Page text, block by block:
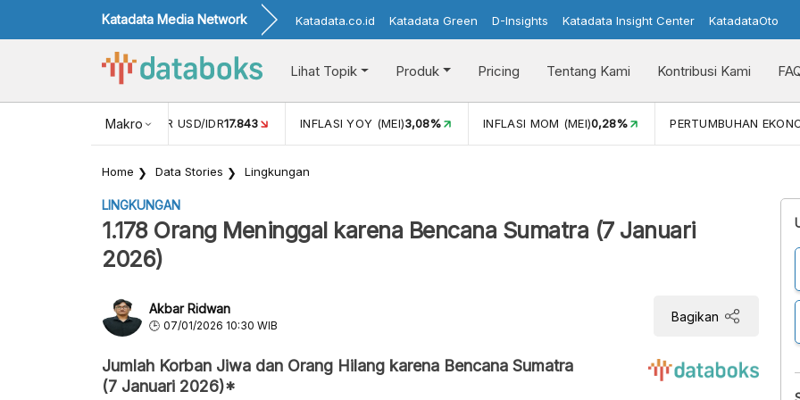
Katadata Media Network Katadata.co.id Katadata Green D-Insights Katadata Insight Center KatadataOto
Lihat Topik Produk Pricing Tentang Kami Kontribusi Kami
Makro
NILAI TUKAR USD/IDR17.843 INFLASI YOY (MEI)3,08% INFLASI MOM (MEI)0,28% PERTUMBUHAN
Home Data Stories Lingkungan
LINGKUNGAN
1.178 Orang Meninggal karena Bencana Sumatra (7 Januari
2026)
Akbar Ridwan
07/01/2026 10:30 WIB
Bagikan
Jumlah Korban Jiwa dan Orang Hilang karena Bencana Sumatra
(7 Januari 2026)*